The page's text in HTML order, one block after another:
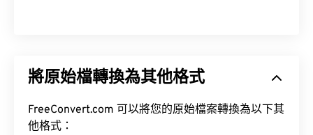
將原始檔轉換為其他格式
FreeConvert.com 可以將您的原始檔案轉換為以下其
他格式：